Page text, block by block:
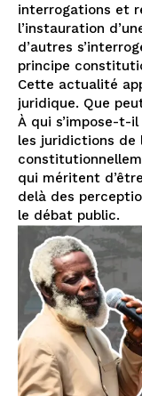
interrogations et
l’instauration
d’autres
principe
Cette actualité
juridique. Que
À qui s’impose-t-
les juridictions de
qui méritent
delà des
le débat public.